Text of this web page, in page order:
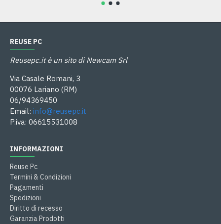
REUSE PC
Reusepc.it è un sito di Newcam Srl
Via Casale Romani, 3
00076 Lariano (RM)
06/94369450
Email: info@reusepc.it
P.iva: 06615531008
INFORMAZIONI
Reuse Pc
Termini & Condizioni
Pagamenti
Spedizioni
Diritto di recesso
Garanzia Prodotti